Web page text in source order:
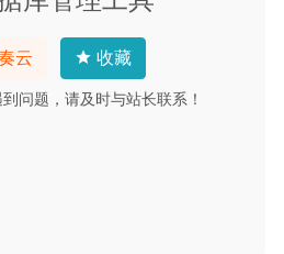
云 收藏
问题，请及时与站长联系！
中文版-世界上最高级的广告
实用的剪贴板管理工具 2020-08-24